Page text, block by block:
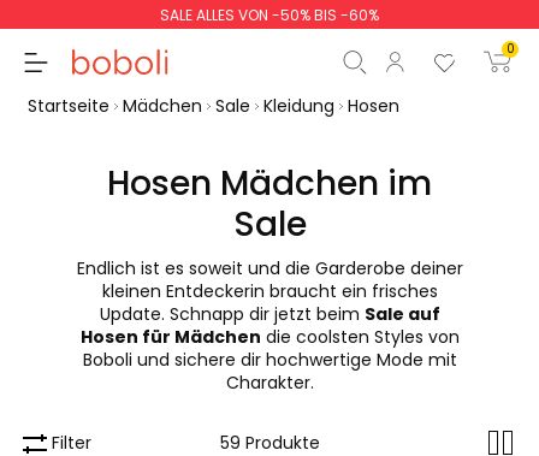
SALE ALLES VON -50% BIS -60%
0
Gesamtbetrag 0,00 €
weiter Start der Bestellung
Startseite Mädchen Sale Kleidung Hosen
Hosen Mädchen im
Sale
Endlich ist es soweit und die Garderobe deiner
kleinen Entdeckerin braucht ein frisches
Update. Schnapp dir jetzt beim Sale auf
Hosen für Mädchen die coolsten Styles von
Boboli und sichere dir hochwertige Mode mit
Charakter.
Filter 59 Produkte